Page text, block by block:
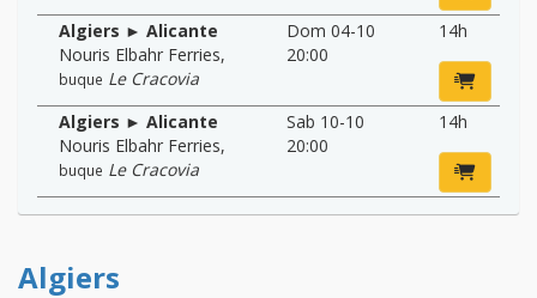
Algiers ► Alicante
Nouris Elbahr Ferries,
buque Le Cracovia
Dom 04-10
20:00
14h
Algiers ► Alicante
Nouris Elbahr Ferries,
buque Le Cracovia
Sab 10-10
20:00
14h
Algiers